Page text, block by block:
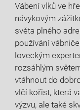
Vábení vlků ve
návykovým
světa plného
používání
loveckým
rozsáhlým
vtáhnout do
vlčí kořist, která
výzvu, ale také